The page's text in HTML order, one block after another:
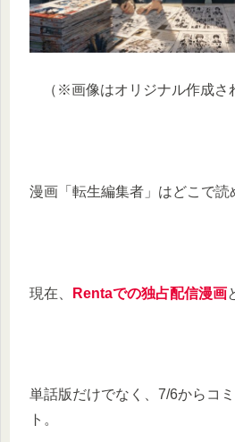
（※画像はオリジナル作成さ
漫画「転生編集者」はどこで読
現在、 Rentaでの独占配信漫画
単話版だけでなく、7/6からコ
ト。